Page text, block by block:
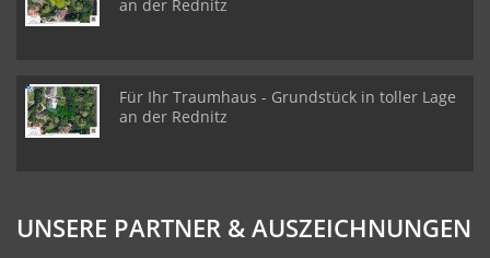
an der Rednitz
Für Ihr Traumhaus - Grundstück in toller Lage
an der Rednitz
UNSERE PARTNER & AUSZEICHNUNGEN